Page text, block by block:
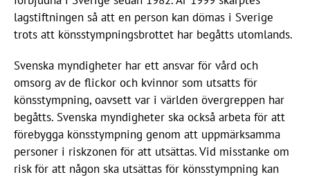
lagstiftningen så att en person kan dömas i Sverige
trots att könsstympningsbrottet har begåtts utomlands.
Svenska myndigheter har ett ansvar för vård och
omsorg av de flickor och kvinnor som utsatts för
könsstympning, oavsett var i världen övergreppen har
begåtts. Svenska myndigheter ska också arbeta för att
förebygga könsstympning genom att uppmärksamma
personer i riskzonen för att utsättas. Vid misstanke om
risk för att någon ska utsättas för könsstympning kan